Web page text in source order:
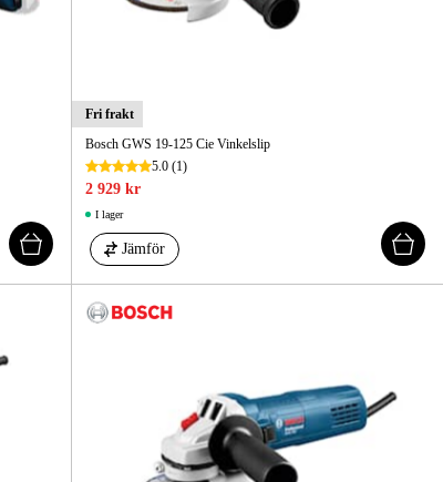
Fri frakt
Bosch GWS 19-125 Cie Vinkelslip
5.0(1)
2 929 kr
I lager
Jämför